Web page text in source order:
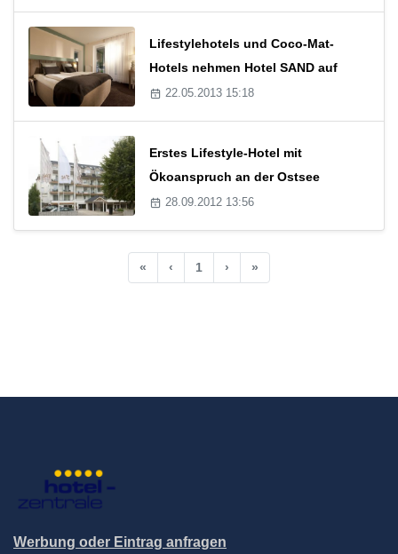
Lifestylehotels und Coco-Mat-
Hotels nehmen Hotel SAND auf
22.05.2013 15:18
Erstes Lifestyle-Hotel mit
Ökoanspruch an der Ostsee
28.09.2012 13:56
« ‹ 1 › »
Werbung oder Eintrag anfragen